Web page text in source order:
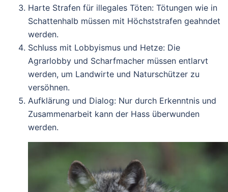
Harte Strafen für illegales Töten: Tötungen wie in
Schattenhalb müssen mit Höchststrafen geahndet
werden.
Schluss mit Lobbyismus und Hetze: Die
Agrarlobby und Scharfmacher müssen entlarvt
werden, um Landwirte und Naturschützer zu
versöhnen.
Aufklärung und Dialog: Nur durch Erkenntnis und
Zusammenarbeit kann der Hass überwunden
werden.